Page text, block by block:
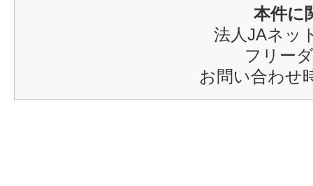
本件に
法人JAネッ
フリー
お問い合わせ